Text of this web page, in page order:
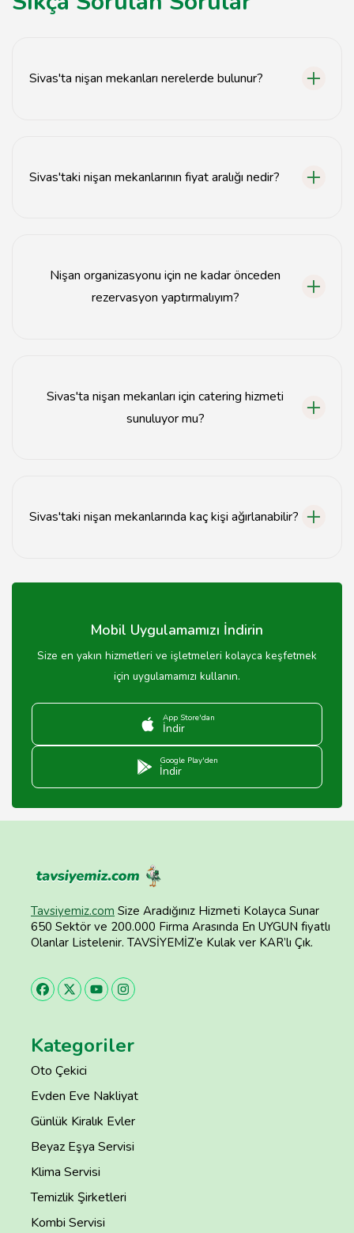
Sivas'ta nişan mekanları nerelerde bulunur?
Sivas'taki nişan mekanlarının fiyat aralığı nedir?
Nişan organizasyonu için ne kadar önceden
rezervasyon yaptırmalıyım?
Sivas'ta nişan mekanları için catering hizmeti
sunuluyor mu?
Sivas'taki nişan mekanlarında kaç kişi ağırlanabilir?
kişiye kadar farklı kapasitelerde hizmet vermektedir.
Mobil Uygulamamızı İndirin
Size en yakın hizmetleri ve işletmeleri kolayca keşfetmek
için uygulamamızı kullanın.
App Store'dan
İndir
Google Play'den
İndir
Tavsiyemiz.com Size Aradığınız Hizmeti Kolayca Sunar
650 Sektör ve 200.000 Firma Arasında En UYGUN fiyatlı
Olanlar Listelenir. TAVSİYEMİZ’e Kulak ver KAR’lı Çık.
Kategoriler
Oto Çekici
Evden Eve Nakliyat
Günlük Kiralık Evler
Beyaz Eşya Servisi
Klima Servisi
Temizlik Şirketleri
Kombi Servisi